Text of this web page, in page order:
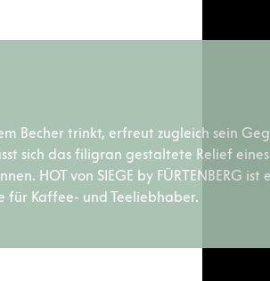
Becher trinkt, erfreut zugleich sein
sich das ﬁligran gestaltete Relief
HOT von SIEGE by FÜRTENBERG
für Kaffee- und Teeliebhaber.